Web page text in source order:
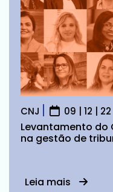
CNJ 09 | 12 | 22
Levantamento do
na gestão de
Leia mais